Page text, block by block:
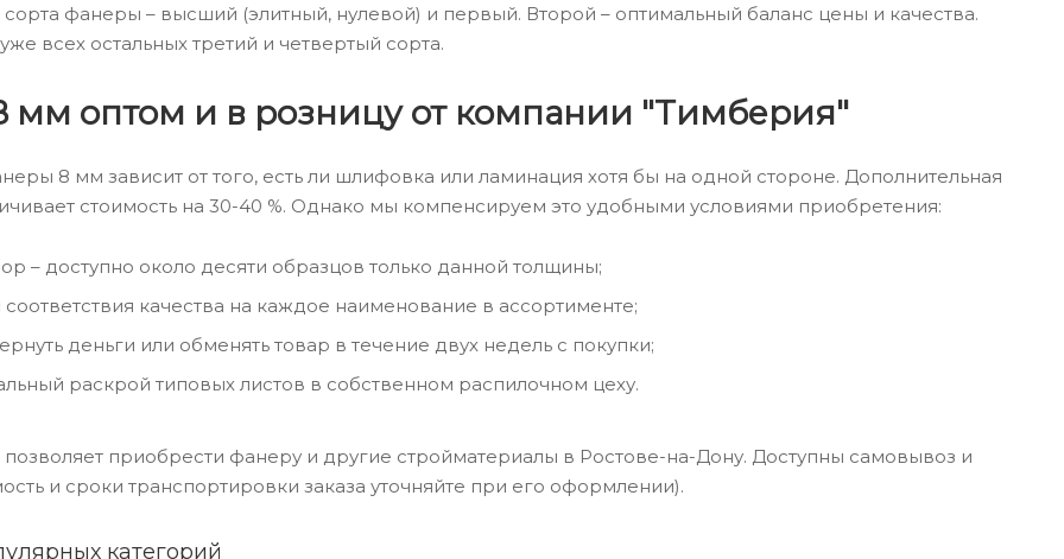
фанеры – высший (элитный, нулевой) и первый. Второй – оптимальный баланс цены и качества.
всех остальных третий и четвертый сорта.
мм оптом и в розницу от компании "Тимберия"
8 мм зависит от того, есть ли шлифовка или ламинация хотя бы на одной стороне. Дополнительная
стоимость на 30-40 %. Однако мы компенсируем это удобными условиями приобретения:
– доступно около десяти образцов только данной толщины;
качества на каждое наименование в ассортименте;
деньги или обменять товар в течение двух недель с покупки;
раскрой типовых листов в собственном распилочном цеху.
приобрести фанеру и другие стройматериалы в Ростове-на-Дону. Доступны самовывоз и
и сроки транспортировки заказа уточняйте при его оформлении).
категорий